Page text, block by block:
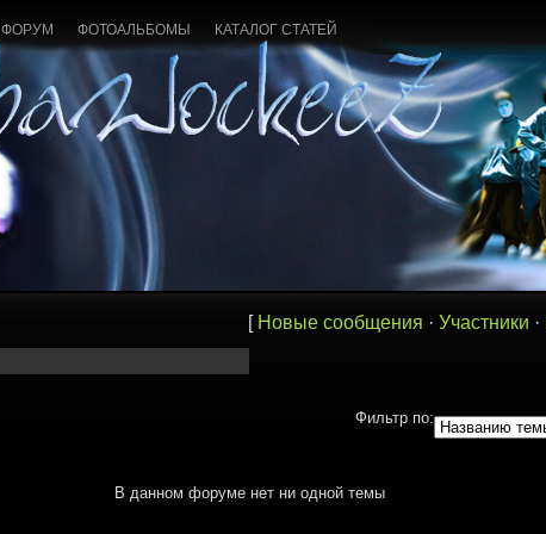
ФОРУМ ФОТОАЛЬБОМЫ КАТАЛОГ СТАТЕЙ
[ Новые сообщения · Участники ·
Фильтр по:
В данном форуме нет ни одной темы